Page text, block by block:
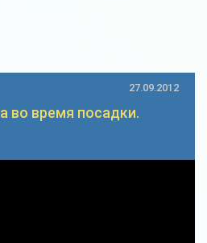
27.09.2012
во время посадки.